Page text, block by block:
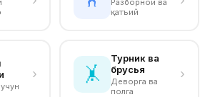
қатъий
› 🤸
Турник ва
брусья
Деворга ва
полга
›